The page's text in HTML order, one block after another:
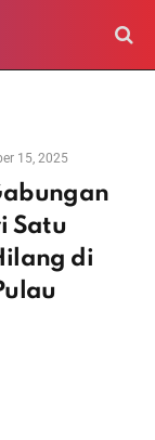
15, 2025
Satu
di